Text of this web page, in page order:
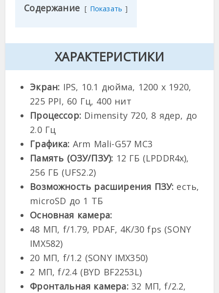
Содержание Показать
ХАРАКТЕРИСТИКИ
Экран: IPS, 10.1 дюйма, 1200 x 1920,
225 PPI, 60 Гц, 400 нит
Процессор: Dimensity 720, 8 ядер, до
2.0 Гц
Графика: Arm Mali-G57 MC3
Память (ОЗУ/ПЗУ): 12 ГБ (LPDDR4x),
256 ГБ (UFS2.2)
Возможность расширения ПЗУ: есть,
microSD до 1 ТБ
Основная камера:
48 МП, f/1.79, PDAF, 4K/30 fps (SONY
IMX582)
20 МП, f/1.2 (SONY IMX350)
2 МП, f/2.4 (BYD BF2253L)
Фронтальная камера: 32 МП, f/2.2,